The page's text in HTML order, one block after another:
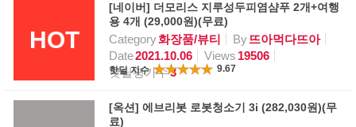
HOT
[네이버] 더모리스 지루성두피염샴푸 2개+여행
용 4개 (29,000원)(무료)
Category화장품/뷰티 By뜨아먹다뜨아
Date2021.10.06 Views 19506
핫딜평가수3
핫딜 지수 9.67
[옥션] 에브리봇 로봇청소기 3i (282,030원)(무
료)